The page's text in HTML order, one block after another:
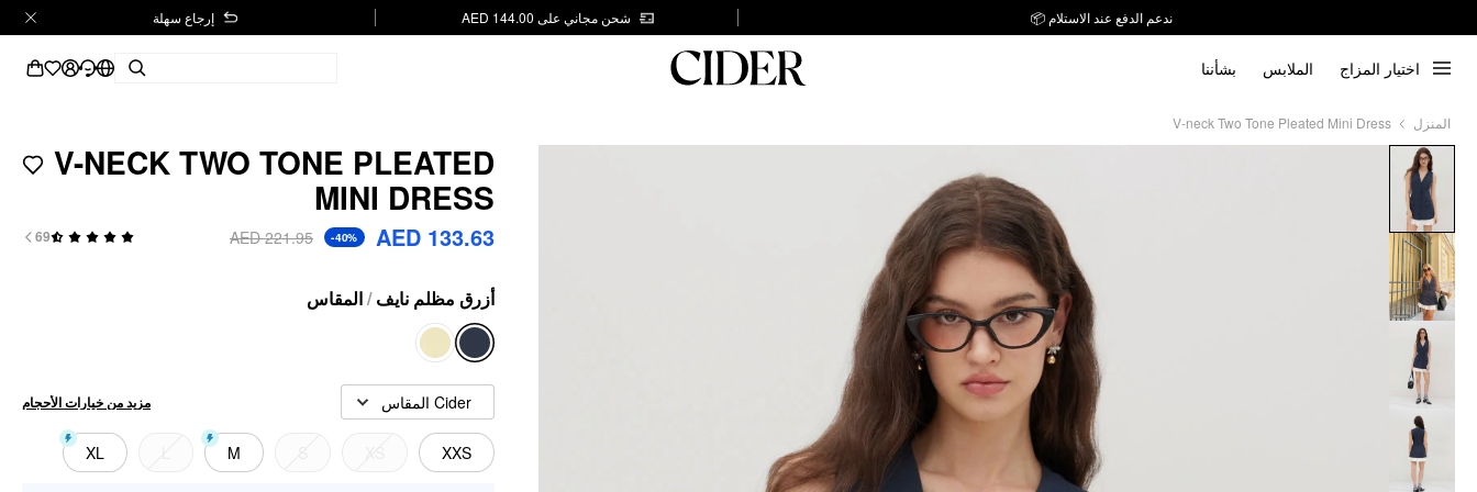
ندعم الدفع عند الاستلام 📦 شحن مجاني على AED 144.00 إرجاع سهلة
اختيار المزاج الملابس بشأننا
المنزل V-neck Two Tone Pleated Mini Dress
V-NECK TWO TONE PLEATED
MINI DRESS
AED 133.63
-40%
AED 221.95
69
أزرق مظلم نايف /المقاس
Cider المقاس مزيد من خيارات الأحجام
XXS
M
XL